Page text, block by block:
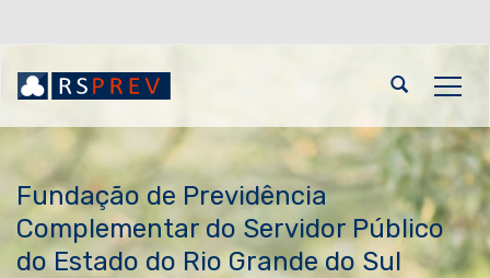
conteúdo
menu
para
Abrir
busca
conteúdo
Fundação de Previdência
Complementar do Servidor Público
do Estado do Rio Grande do Sul